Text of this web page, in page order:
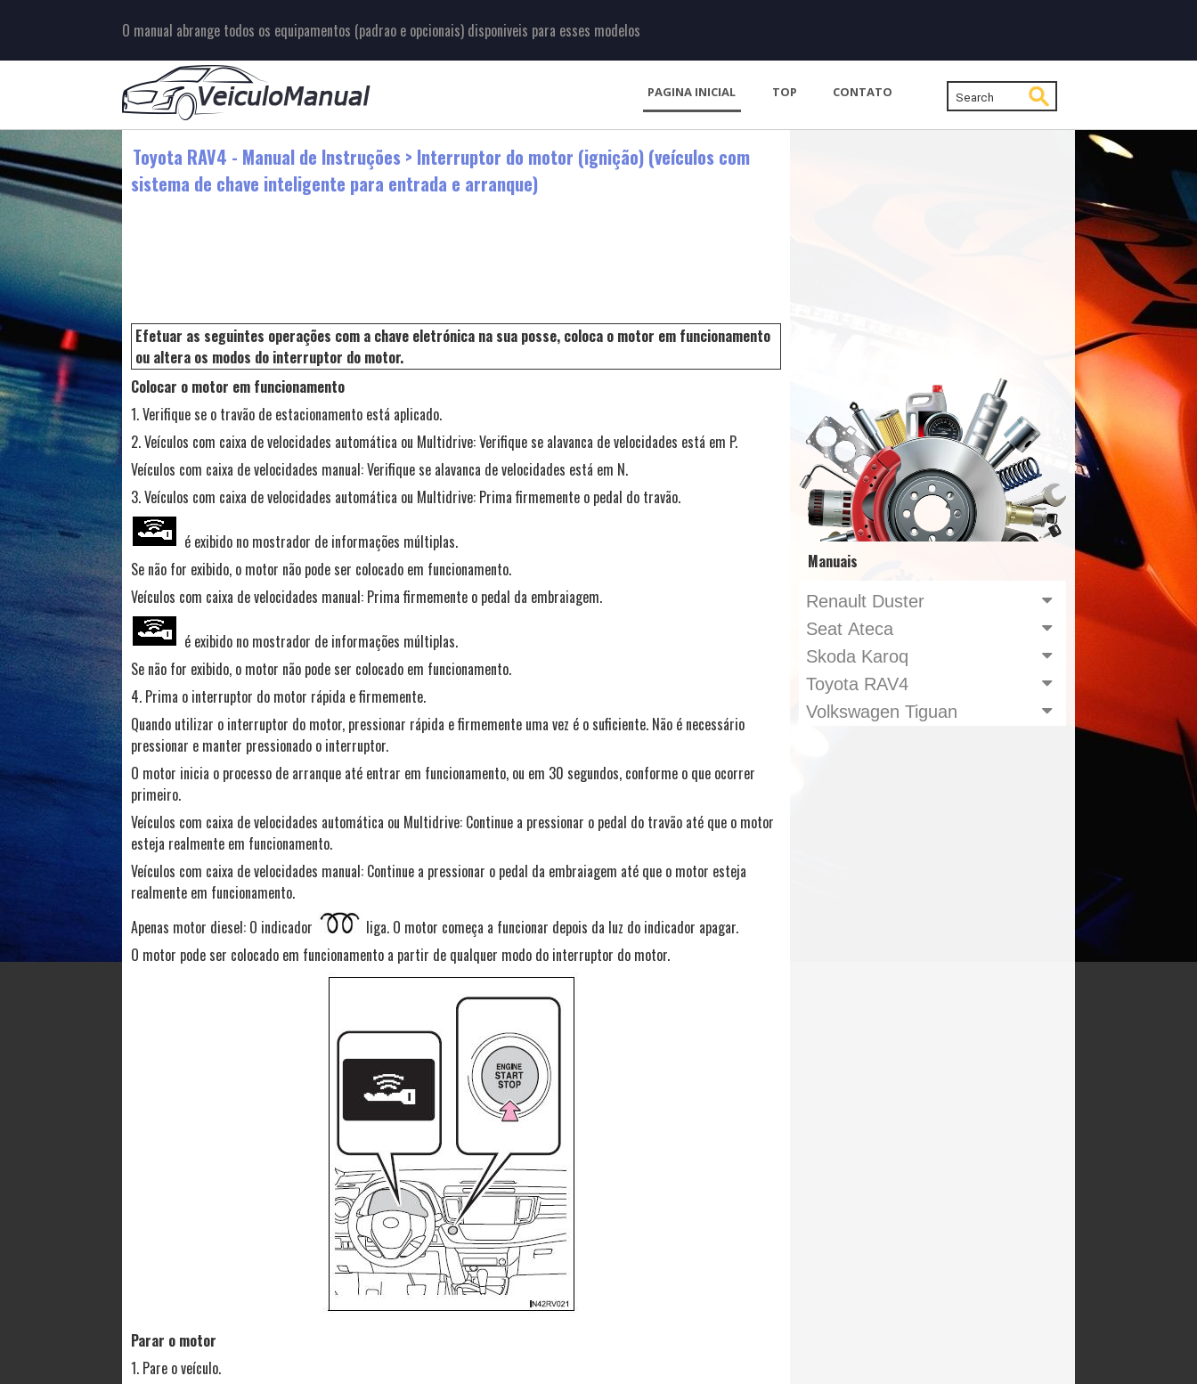
O manual abrange todos os equipamentos (padrao e opcionais) disponiveis para esses modelos
PAGINA INICIAL TOP CONTATO
Toyota RAV4 - Manual de Instruções > Interruptor do motor (ignição) (veículos com
sistema de chave inteligente para entrada e arranque)
Efetuar as seguintes operações com a chave eletrónica na sua posse, coloca o motor em funcionamento
ou altera os modos do interruptor do motor.
Colocar o motor em funcionamento
1. Verifique se o travão de estacionamento está aplicado.
2. Veículos com caixa de velocidades automática ou Multidrive: Verifique se alavanca de velocidades está em P.
Veículos com caixa de velocidades manual: Verifique se alavanca de velocidades está em N.
3. Veículos com caixa de velocidades automática ou Multidrive: Prima firmemente o pedal do travão.
é exibido no mostrador de informações múltiplas.
Se não for exibido, o motor não pode ser colocado em funcionamento.
Veículos com caixa de velocidades manual: Prima firmemente o pedal da embraiagem.
é exibido no mostrador de informações múltiplas.
Se não for exibido, o motor não pode ser colocado em funcionamento.
4. Prima o interruptor do motor rápida e firmemente.
Quando utilizar o interruptor do motor, pressionar rápida e firmemente uma vez é o suficiente. Não é necessário
pressionar e manter pressionado o interruptor.
O motor inicia o processo de arranque até entrar em funcionamento, ou em 30 segundos, conforme o que ocorrer
primeiro.
Veículos com caixa de velocidades automática ou Multidrive: Continue a pressionar o pedal do travão até que o motor
esteja realmente em funcionamento.
Veículos com caixa de velocidades manual: Continue a pressionar o pedal da embraiagem até que o motor esteja
realmente em funcionamento.
Apenas motor diesel: O indicador
liga. O motor começa a funcionar depois da luz do indicador apagar.
O motor pode ser colocado em funcionamento a partir de qualquer modo do interruptor do motor.
Parar o motor
1. Pare o veículo.
Manuais
Renault Duster
Seat Ateca
Skoda Karoq
Toyota RAV4
Volkswagen Tiguan